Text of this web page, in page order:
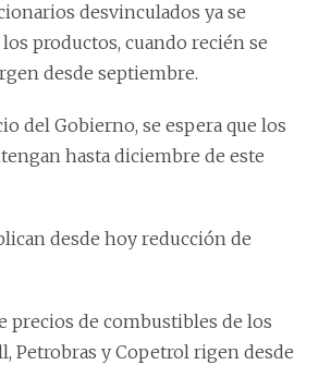
desvinculados ya se
productos, cuando recién se
desde septiembre.
del Gobierno, se espera que los
hasta diciembre de este
desde hoy reducción de
precios de combustibles de los
Petrobras y Copetrol rigen desde